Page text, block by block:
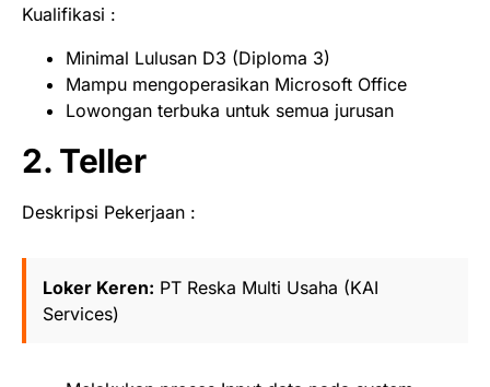
Kualifikasi :
Minimal Lulusan D3 (Diploma 3)
Mampu mengoperasikan Microsoft Office
Lowongan terbuka untuk semua jurusan
2. Teller
Deskripsi Pekerjaan :
Loker Keren: PT Reska Multi Usaha (KAI
Services)